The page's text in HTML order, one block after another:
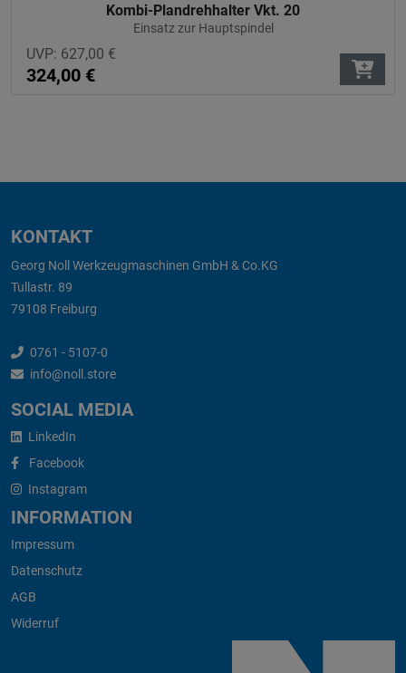
Kombi-Plandrehhalter Vkt. 20
Einsatz zur Hauptspindel
UVP: 627,00 €
324,00 €
KONTAKT
Georg Noll Werkzeugmaschinen GmbH & Co.KG
Tullastr. 89
79108 Freiburg
0761 - 5107-0
info@noll.store
SOCIAL MEDIA
LinkedIn
Facebook
Instagram
INFORMATION
Impressum
Datenschutz
AGB
Widerruf